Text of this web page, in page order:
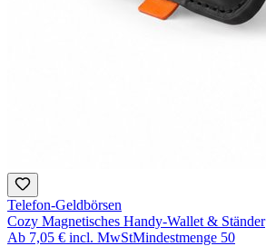
Telefon-Geldbörsen
Cozy Magnetisches Handy-Wallet & Ständer
Ab 7,05 € incl. MwStMindestmenge 50